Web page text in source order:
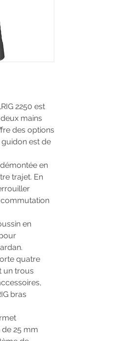
2250 est
mains
des options
est de
démontée en
trajet. En
en
quatre
un trous
bras
25 mm